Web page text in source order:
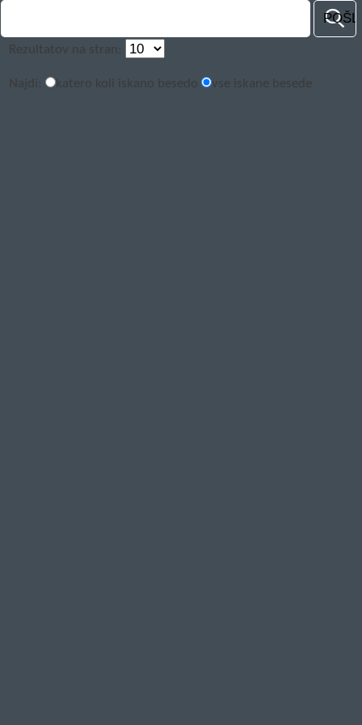
Rezultatov na stran:
Najdi: katero koli iskano besedo vse iskane besede